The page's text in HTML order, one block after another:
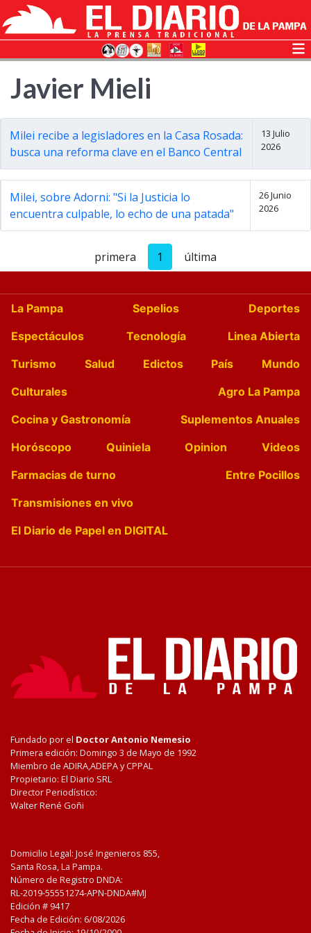
Javier Mieli
Milei recibe a legisladores en la Casa Rosada:
busca una reforma clave en el Banco Central
13 Julio
2026
Milei, sobre Adorni: "Si la Justicia lo
encuentra culpable, lo echo de una patada"
26 Junio
2026
primera 1 última
La Pampa Sepelios
Deportes
Espectáculos
Tecnología
Linea Abierta
Turismo
Salud Edictos País
Mundo
Culturales
Agro La Pampa
Cocina y Gastronomía
Suplementos Anuales
Horóscopo
Quiniela Opinion
Videos
Farmacias de turno
Entre Pocillos
Transmisiones en vivo
El Diario de Papel en DIGITAL
Fundado por el Doctor Antonio Nemesio
Primera edición: Domingo 3 de Mayo de 1992
Miembro de ADIRA,ADEPA y CPPAL
Propietario: El Diario SRL
Director Periodístico:
Walter René Goñi
Domicilio Legal: José Ingenieros 855,
Santa Rosa, La Pampa.
Número de Registro DNDA:
RL-2019-55551274-APN-DNDA#MJ
Edición # 9417
Fecha de Edición: 6/08/2026